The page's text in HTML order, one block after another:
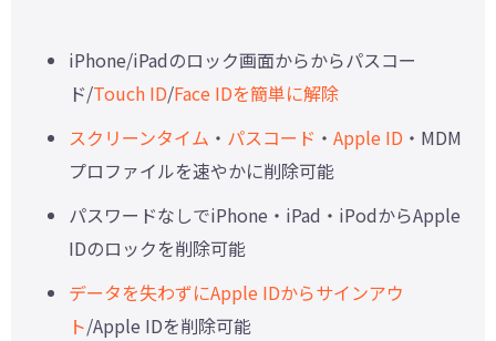
iPhone/iPadのロック画面からからパスコー
ド/Touch ID/Face IDを簡単に解除
スクリーンタイム ・ パスコード ・ Apple ID ・MDM
プロファイルを速やかに削除可能
パスワードなしでiPhone・iPad・iPodからApple
IDのロックを削除可能
データを失わずにApple IDからサインアウ
ト/Apple IDを削除可能